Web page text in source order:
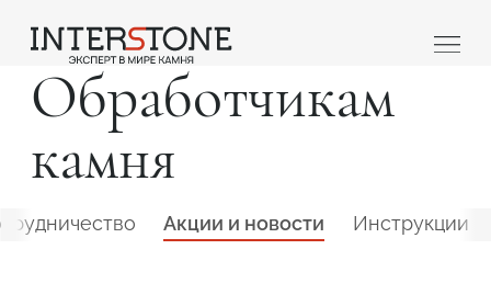
Обработчикам
камня
Акции и новости Инструкции